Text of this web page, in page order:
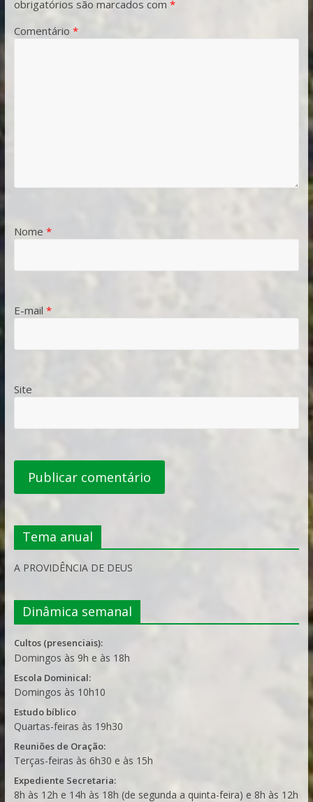
obrigatórios são marcados com *
Comentário *
Nome *
E-mail *
Site
Tema anual
A PROVIDÊNCIA DE DEUS
Dinâmica semanal
Cultos (presenciais):
Domingos às 9h e às 18h
Escola Dominical:
Domingos às 10h10
Estudo bíblico
Quartas-feiras às 19h30
Reuniões de Oração:
Terças-feiras às 6h30 e às 15h
Expediente Secretaria:
8h às 12h e 14h às 18h (de segunda a quinta-feira) e 8h às 12h